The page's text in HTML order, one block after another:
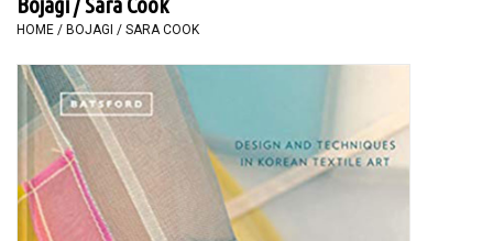
SCHILDEREN
TEXTIEL
WORKSHOPS
SPECIALS
HOME / BOJAGI / SARA COOK